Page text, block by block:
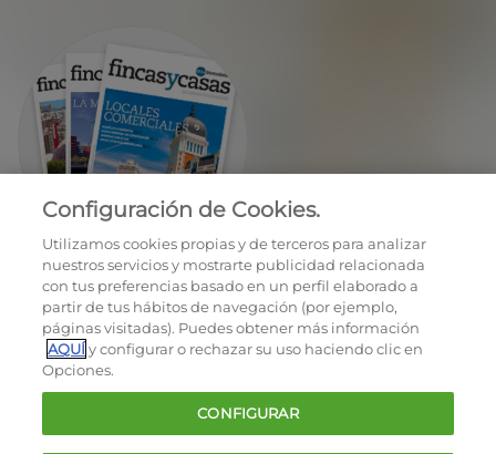
EN REGALO LA REVISTA BIMESTRAL
OCU © 2026
Cookies
Configuración de Cookies.
Utilizamos cookies propias y de terceros para analizar
nuestros servicios y mostrarte publicidad relacionada
con tus preferencias basado en un perfil elaborado a
partir de tus hábitos de navegación (por ejemplo,
páginas visitadas). Puedes obtener más información
AQUÍy configurar o rechazar su uso haciendo clic en
Opciones.
CONFIGURAR